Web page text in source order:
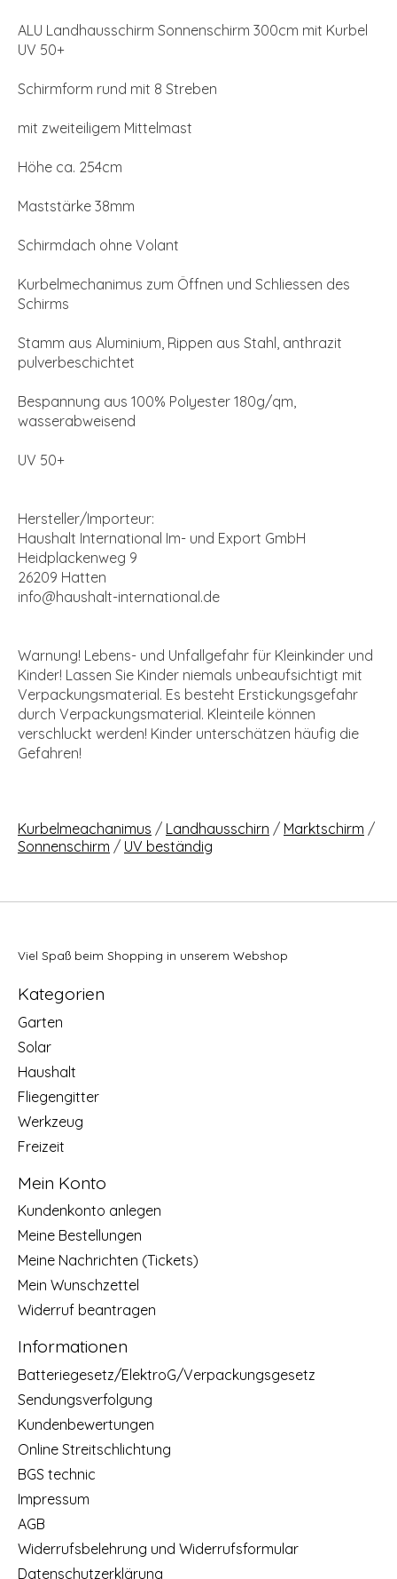
ALU Landhausschirm Sonnenschirm 300cm mit Kurbel
UV 50+
Schirmform rund mit 8 Streben
mit zweiteiligem Mittelmast
Höhe ca. 254cm
Maststärke 38mm
Schirmdach ohne Volant
Kurbelmechanimus zum Öffnen und Schliessen des
Schirms
Stamm aus Aluminium, Rippen aus Stahl, anthrazit
pulverbeschichtet
Bespannung aus 100% Polyester 180g/qm,
wasserabweisend
UV 50+
Hersteller/Importeur:
Haushalt International Im- und Export GmbH
Heidplackenweg 9
26209 Hatten
info@haushalt-international.de
Warnung! Lebens- und Unfallgefahr für Kleinkinder und
Kinder! Lassen Sie Kinder niemals unbeaufsichtigt mit
Verpackungsmaterial. Es besteht Erstickungsgefahr
durch Verpackungsmaterial. Kleinteile können
verschluckt werden! Kinder unterschätzen häufig die
Gefahren!
Kurbelmeachanimus / Landhausschirn / Marktschirm /
Sonnenschirm / UV beständig
Viel Spaß beim Shopping in unserem Webshop
Kategorien
Garten
Solar
Haushalt
Fliegengitter
Werkzeug
Freizeit
Mein Konto
Kundenkonto anlegen
Meine Bestellungen
Meine Nachrichten (Tickets)
Mein Wunschzettel
Widerruf beantragen
Informationen
Batteriegesetz/ElektroG/Verpackungsgesetz
Sendungsverfolgung
Kundenbewertungen
Online Streitschlichtung
BGS technic
Impressum
AGB
Widerrufsbelehrung und Widerrufsformular
Datenschutzerklärung